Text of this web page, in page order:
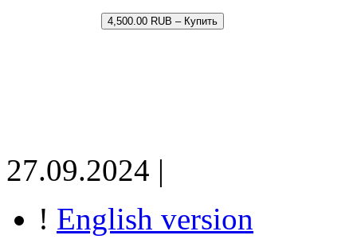
4,500.00 RUB – Купить
27.09.2024 |
! English version